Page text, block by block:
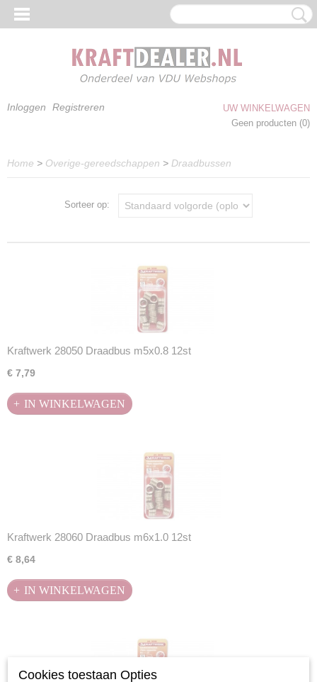
Inloggen Registreren
UW WINKELWAGEN
Geen producten (0)
Home > Overige-gereedschappen > Draadbussen
Sorteer op:
Kraftwerk 28050 Draadbus m5x0.8 12st
€ 7,79
IN WINKELWAGEN
Kraftwerk 28060 Draadbus m6x1.0 12st
€ 8,64
IN WINKELWAGEN
Cookies toestaan Opties